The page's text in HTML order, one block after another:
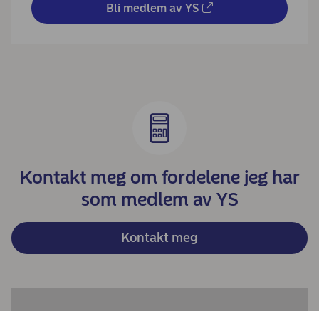
Bli medlem av YS
Kontakt meg om fordelene jeg har
som medlem av YS
Kontakt meg